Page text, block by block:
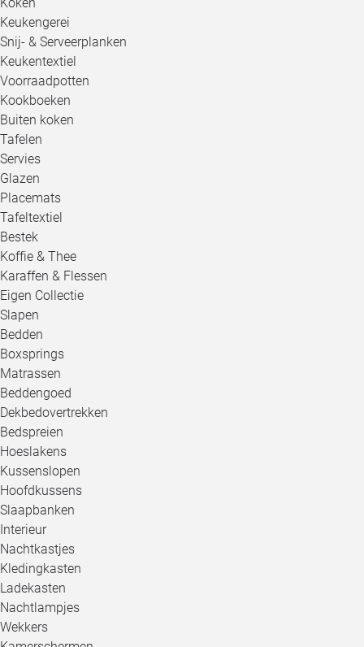
Keukengerei
Snij- & Serveerplanken
Keukentextiel
Voorraadpotten
Kookboeken
Buiten koken
Tafelen
Servies
Glazen
Placemats
Tafeltextiel
Bestek
Koffie & Thee
Karaffen & Flessen
Eigen Collectie
Slapen
Bedden
Boxsprings
Matrassen
Beddengoed
Dekbedovertrekken
Bedspreien
Hoeslakens
Kussenslopen
Hoofdkussens
Slaapbanken
Interieur
Nachtkastjes
Kledingkasten
Ladekasten
Nachtlampjes
Wekkers